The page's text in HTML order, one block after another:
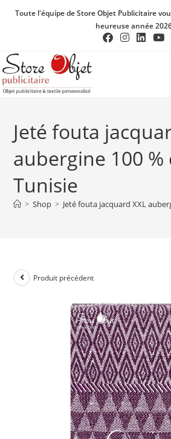
Toute l'équipe de Store Objet Publicitaire
heureuse année
Jeté fouta
aubergine 100 %
Tunisie
> Shop > Jeté fouta jacquard XXL
Produit précédent